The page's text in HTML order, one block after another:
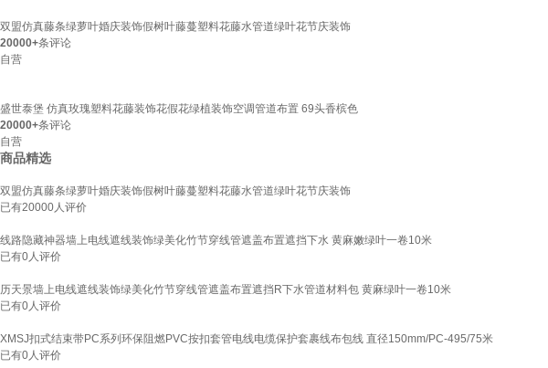
双盟仿真藤条绿萝叶婚庆装饰假树叶藤蔓塑料花藤水管道绿叶花节庆装饰
20000+条评论
自营
盛世泰堡 仿真玫瑰塑料花藤装饰花假花绿植装饰空调管道布置 69头香槟色
20000+条评论
自营
商品精选
双盟仿真藤条绿萝叶婚庆装饰假树叶藤蔓塑料花藤水管道绿叶花节庆装饰
已有20000人评价
线路隐藏神器墙上电线遮线装饰绿美化竹节穿线管遮盖布置遮挡下水 黄麻嫩绿叶一卷10米
已有0人评价
历天景墙上电线遮线装饰绿美化竹节穿线管遮盖布置遮挡R下水管道材料包 黄麻绿叶一卷10米
已有0人评价
XMSJ扣式结束带PC系列环保阻燃PVC按扣套管电线电缆保护套裹线布包线 直径150mm/PC-495/75米
已有0人评价